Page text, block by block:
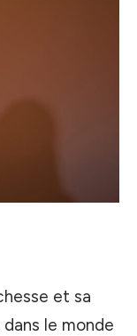
et sa
le monde